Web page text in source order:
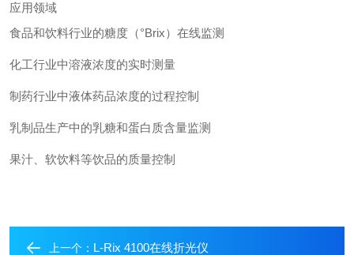
应用领域
食品和饮料行业的糖度（°Brix）在线监测
化工行业中溶液浓度的实时测量
制药行业中液体药品浓度的过程控制
乳制品生产中的乳糖和蛋白质含量监测
果汁、软饮料等饮品的质量控制
上一个： L-Rix 4100在线折光仪